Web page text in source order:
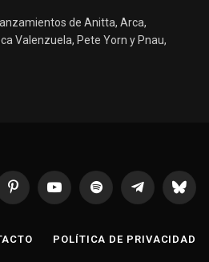
de Anitta, Arca,
Valenzuela, Pete Yorn y Pnau,
PinterestYouTubeSpotify TelegramaBluesky
POLÍTICA DE PRIVACIDAD